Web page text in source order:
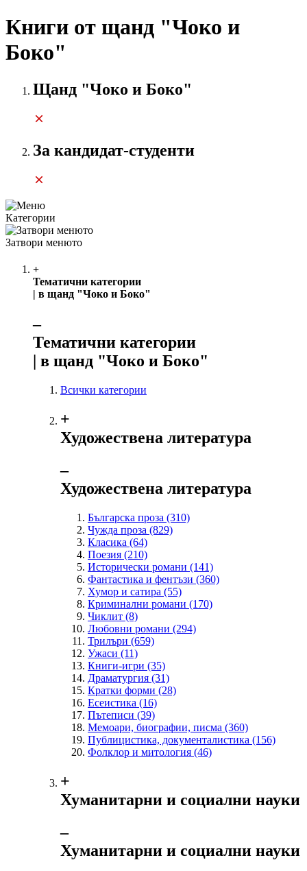
Книги от щанд "Чоко и
Боко"
Щанд "Чоко и Боко"
За кандидат-студенти
Категории
Затвори менюто
+
Тематични категории
| в щанд "Чоко и Боко"
‒
Тематични категории
| в щанд "Чоко и Боко"
Всички категории
+
Художествена литература
‒
Художествена литература
Българска проза (310)
Чужда проза (829)
Класика (64)
Поезия (210)
Исторически романи (141)
Фантастика и фентъзи (360)
Хумор и сатира (55)
Криминални романи (170)
Чиклит (8)
Любовни романи (294)
Трилъри (659)
Ужаси (11)
Книги-игри (35)
Драматургия (31)
Кратки форми (28)
Есеистика (16)
Пътеписи (39)
Мемоари, биографии, писма (360)
Публицистика, документалистика (156)
Фолклор и митология (46)
+
Хуманитарни и социални науки
‒
Хуманитарни и социални науки